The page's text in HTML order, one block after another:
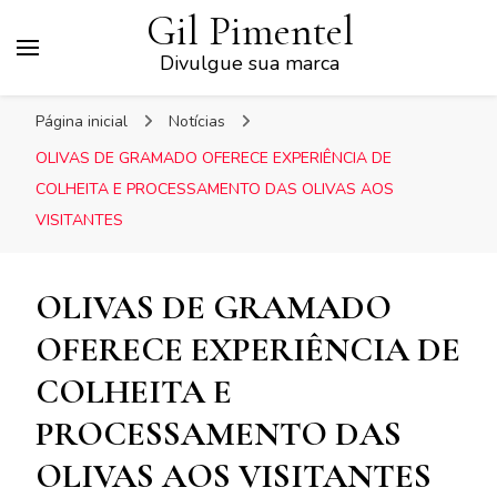
Gil Pimentel
Divulgue sua marca
Página inicial
Notícias
OLIVAS DE GRAMADO OFERECE EXPERIÊNCIA DE
COLHEITA E PROCESSAMENTO DAS OLIVAS AOS
VISITANTES
OLIVAS DE GRAMADO
OFERECE EXPERIÊNCIA DE
COLHEITA E
PROCESSAMENTO DAS
OLIVAS AOS VISITANTES